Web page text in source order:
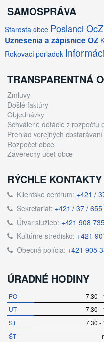
SAMOSPRÁVA
Starosta obce Poslanci OcZ
Uznesenia a zápisnice OZ
Rokovací poriadok
TRANSPARENTNÁ
Zmluvy
Došlé faktúry
Objednávky
Schválené dotácie z rozpočtu
Prehľad verejných obstarávaní
Rozpočet obce
Záverečný účet obce
RÝCHLE KONTAKTY
Klientske centrum: +421 /
Sekretariát: +421 / 37 /
Útvar služieb: +421 908
Kultúrne stredisko: +421
Obecná polícia: +421 905
ÚRADNÉ HODINY
PO
7.30
UT
7.30
ST
7.30
ŠT